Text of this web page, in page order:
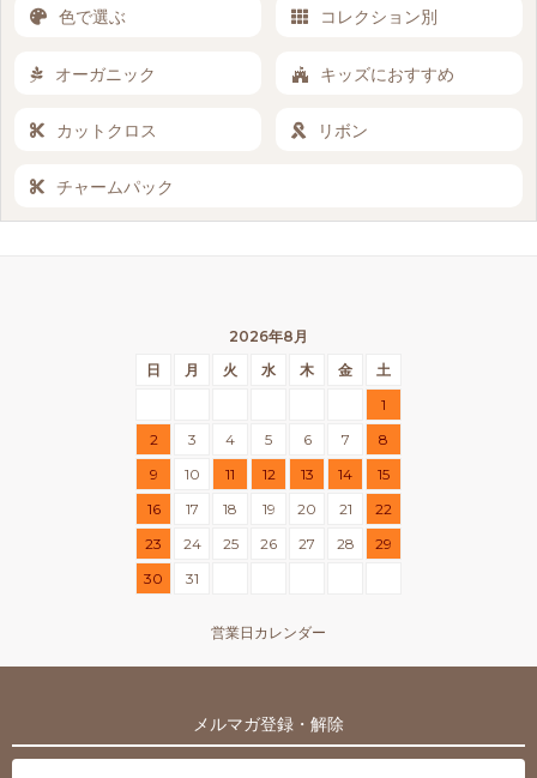
色で選ぶ コレクション別
オーガニック キッズにおすすめ
カットクロス リボン
チャームパック
2026年8月
日
月 火 水 木 金
土
1
2
3 4 5 6 7
8
9
10 11 12 13 14
15
16
17 18 19 20 21
22
23
24 25 26 27 28
29
30
31
営業日カレンダー
メルマガ登録・解除